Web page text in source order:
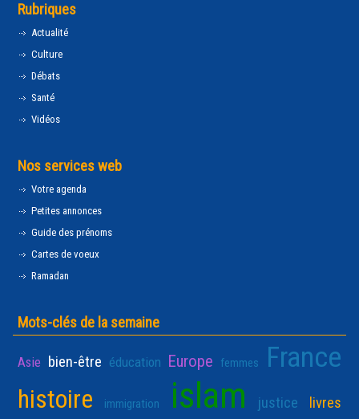
Rubriques
Actualité
Culture
Débats
Santé
Vidéos
Nos services web
Votre agenda
Petites annonces
Guide des prénoms
Cartes de voeux
Ramadan
Mots-clés de la semaine
Asie bien-être éducation Europe femmes France
histoire immigration islam justice livres